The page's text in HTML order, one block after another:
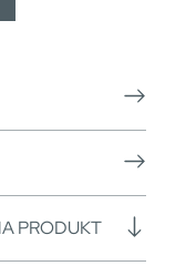
PRODUKT